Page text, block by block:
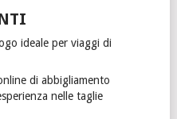
ideale per viaggi di
di abbigliamento
nelle taglie